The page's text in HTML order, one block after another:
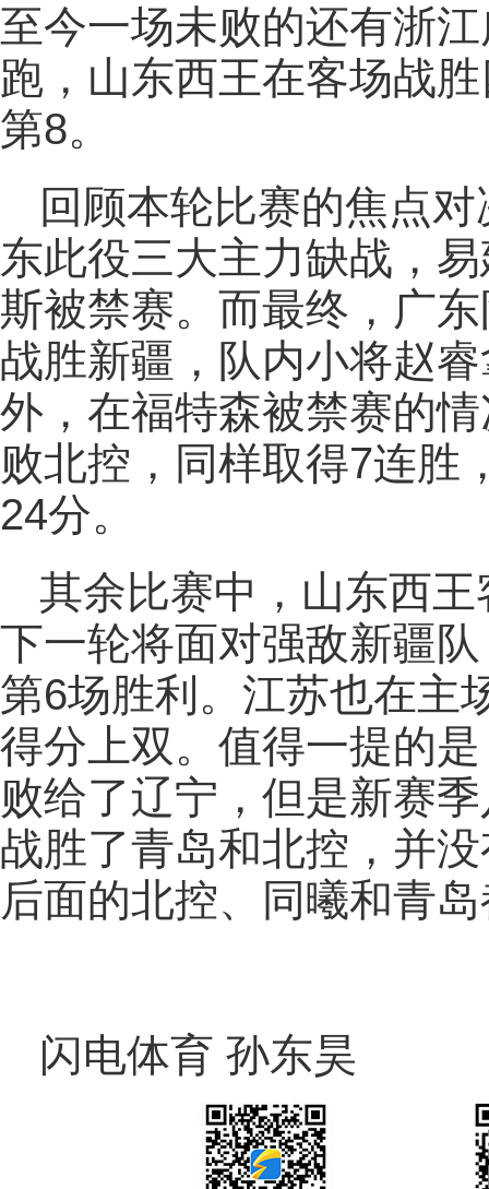
至今一场未败的还有浙
跑，山东西王在客场战
第8。
回顾本轮比赛的焦点
东此役三大主力缺战，
斯被禁赛。而最终，广
战胜新疆，队内小将赵
外，在福特森被禁赛的
败北控，同样取得7连胜
24分。
其余比赛中，山东西
下一轮将面对强敌新疆
第6场胜利。江苏也在主
得分上双。值得一提的
败给了辽宁，但是新赛
战胜了青岛和北控，并
后面的北控、同曦和青
闪电体育 孙东昊